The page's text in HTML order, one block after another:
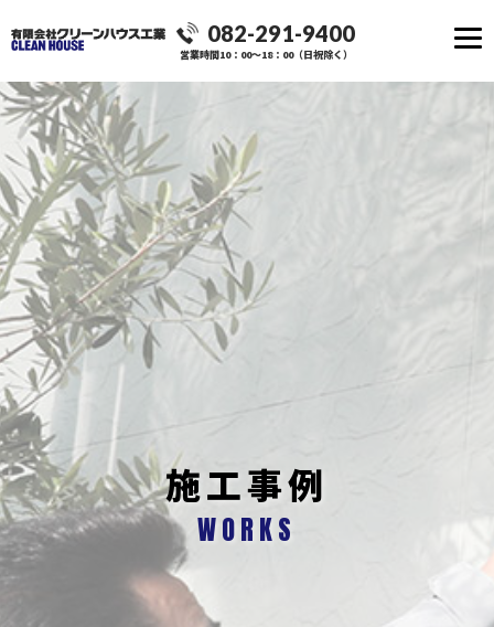
082-291-9400
営業時間10：00～18：00（日祝除く）
施工事例
WORKS